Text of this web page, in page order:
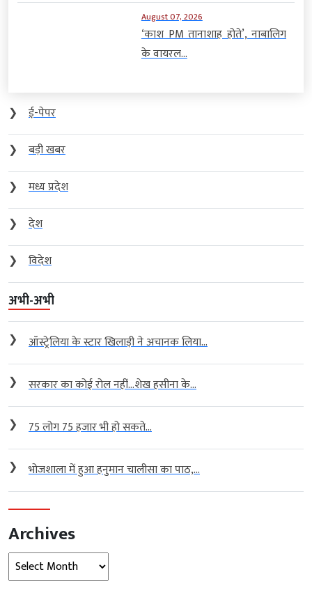
August 07, 2026
‘काश PM तानाशाह होते’, नाबालिग
के वायरल...
❯
ई-पेपर
❯
बड़ी खबर
❯
मध्य प्रदेश
❯
देश
❯
विदेश
अभी-अभी
❯ ऑस्ट्रेलिया के स्टार खिलाड़ी ने अचानक लिया...
❯ सरकार का कोई रोल नहीं…शेख हसीना के...
❯ 75 लोग 75 हजार भी हो सकते...
❯ भोजशाला में हुआ हनुमान चालीसा का पाठ,...
Archives
Archives